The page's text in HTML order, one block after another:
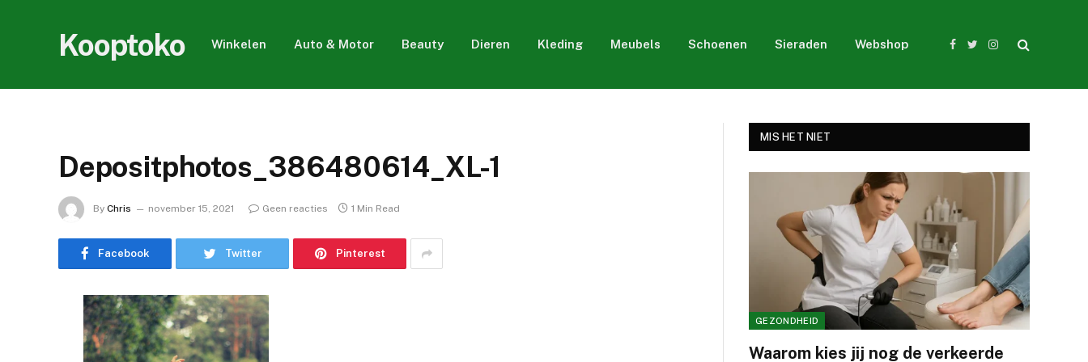
Kooptoko Winkelen Auto & Motor Beauty Dieren Kleding Meubels Schoenen Sieraden Webshop
Facebook
TwitterInstagram
Depositphotos_386480614_XL-1
By Chris november 15, 2021 Geen reacties 1 Min Read
Facebook Twitter Pinterest
MIS HET NIET
GEZONDHEID
Waarom kies jij nog de verkeerde